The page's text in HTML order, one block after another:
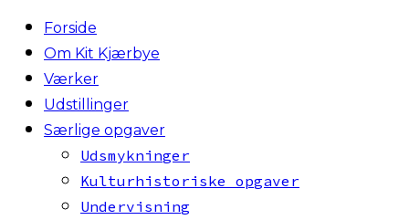
Forside
Om Kit Kjærbye
Værker
Udstillinger
Særlige opgaver
Udsmykninger
Kulturhistoriske opgaver
Undervisning